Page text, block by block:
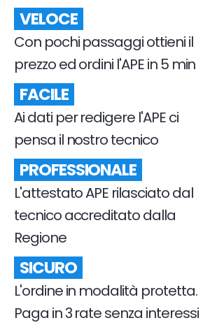
VELOCE
Con pochi passaggi ottieni il
prezzo ed ordini l'APE in 5 min
FACILE
Ai dati per redigere l'APE ci
pensa il nostro tecnico
PROFESSIONALE
L'attestato APE rilasciato dal
tecnico accreditato dalla
Regione
SICURO
L'ordine in modalità protetta.
Paga in 3 rate senza interessi